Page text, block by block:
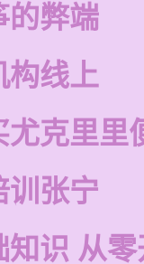
的弊端
构线上
尤克里里
训张宁
知识 从